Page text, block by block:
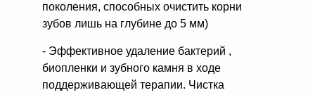
поколения, способных очистить корни
зубов лишь на глубине до 5 мм)
- Эффективное удаление бактерий ,
биопленки и зубного камня в ходе
поддерживающей терапии. Чистка